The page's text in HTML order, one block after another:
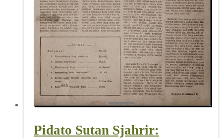
Pidato Sutan Sjahrir: